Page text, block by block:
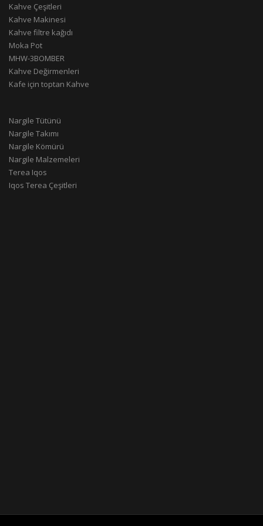
Kahve Çeşitleri
Kahve Makinesi
Kahve filtre kağıdı
Moka Pot
MHW-3BOMBER
Kahve Değirmenleri
Kafe için toptan Kahve
Nargile Tütünü
Nargile Takımı
Nargile Kömürü
Nargile Malzemeleri
Terea Iqos
Iqos Terea Çeşitleri